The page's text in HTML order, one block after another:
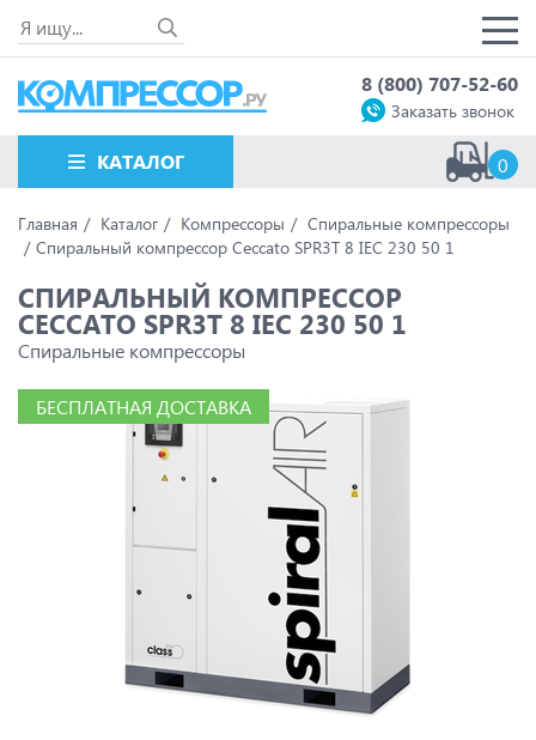
8 (800) 707-52-60
Заказать звонок
КАТАЛОГ 0
Главная Каталог Компрессоры
Спиральные компрессоры
Спиральный компрессор Ceccato SPR3T 8 IEC 230 50 1
СПИРАЛЬНЫЙ КОМПРЕССОР
CECCATO SPR3T 8 IEC 230 50 1
Спиральные компрессоры
БЕСПЛАТНАЯ ДОСТАВКА